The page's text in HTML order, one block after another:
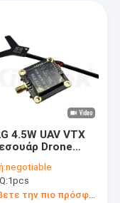
4.5W UAV VTX
Drone
Εμβέλειας
negotiable
1pcs